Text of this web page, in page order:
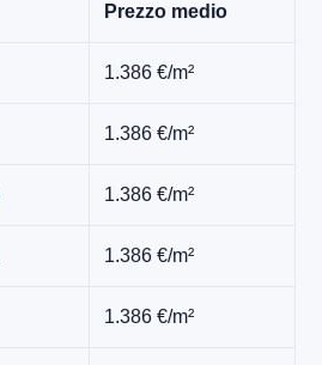
Prezzo medio
1.386 €/m²
1.386 €/m²
1.386 €/m²
1.386 €/m²
1.386 €/m²